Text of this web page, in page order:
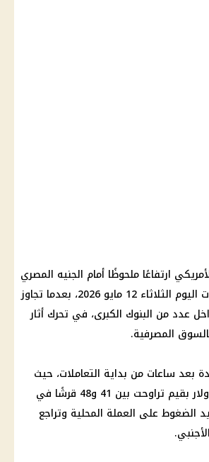
ارتفاعًا ملحوظًا أمام الجنيه المصري
خلال منتصف تعاملات اليوم الثلاثاء 12 مايو 2026، بعدما تجاوز
داخل عدد من البنوك الكبرى، في تحرك أثار
المصرفية.
بعد ساعات من بداية التعاملات، حيث
ارتفع سعر صرف الدولار بقيم تراوحت بين 41 و48 قرشًا في
الضغوط على العملة المحلية وتراجع